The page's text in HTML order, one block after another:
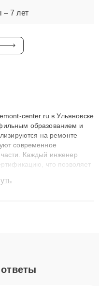
– 7 лет
center.ru в Ульяновске
образованием и
на ремонте
современное
Каждый инженер
что позволяет
3 лет. Наши мастера